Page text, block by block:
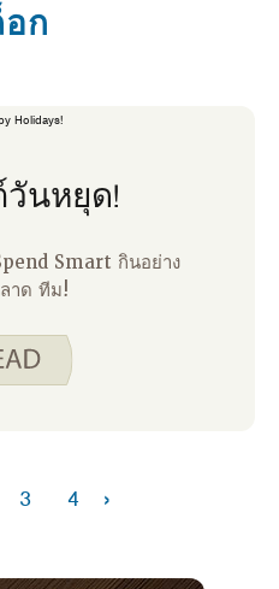
ก
นหยุด!
Smart กินอย่าง
าด ทีม!
3 4 ›